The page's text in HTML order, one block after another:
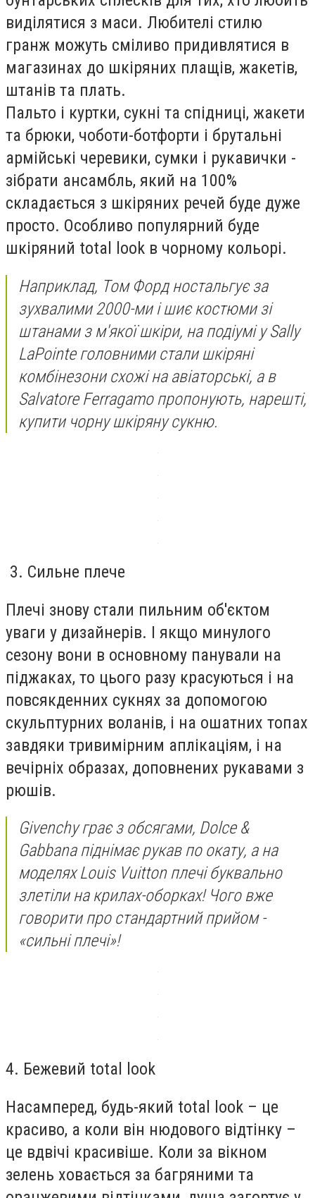
виділятися з маси. Любителі стилю
гранж можуть сміливо придивлятися в
магазинах до шкіряних плащів, жакетів,
штанів та плать.
Пальто і куртки, сукні та спідниці, жакети
та брюки, чоботи-ботфорти і брутальні
армійські черевики, сумки і рукавички -
зібрати ансамбль, який на 100%
складається з шкіряних речей буде дуже
просто. Особливо популярний буде
шкіряний total look в чорному кольорі.
Наприклад, Том Форд ностальгує за
зухвалими 2000-ми і шиє костюми зі
штанами з м'якої шкіри, на подіумі у Sally
LaPointe головними стали шкіряні
комбінезони схожі на авіаторські, а в
Salvatore Ferragamo пропонують, нарешті,
купити чорну шкіряну сукню.
3. Сильне плече
Плечі знову стали пильним об'єктом
уваги у дизайнерів. І якщо минулого
сезону вони в основному панували на
піджаках, то цього разу красуються і на
повсякденних сукнях за допомогою
скульптурних воланів, і на ошатних топах
завдяки тривимірним аплікаціям, і на
вечірніх образах, доповнених рукавами з
рюшів.
Givenchy грає з обсягами, Dolce &
Gabbana піднімає рукав по окату, а на
моделях Louis Vuitton плечі буквально
злетіли на крилах-оборках! Чого вже
говорити про стандартний прийом -
«сильні плечі»!
4. Бежевий total look
Насамперед, будь-який total look – це
красиво, а коли він нюдового відтінку –
це вдвічі красивіше. Коли за вікном
зелень ховається за багряними та